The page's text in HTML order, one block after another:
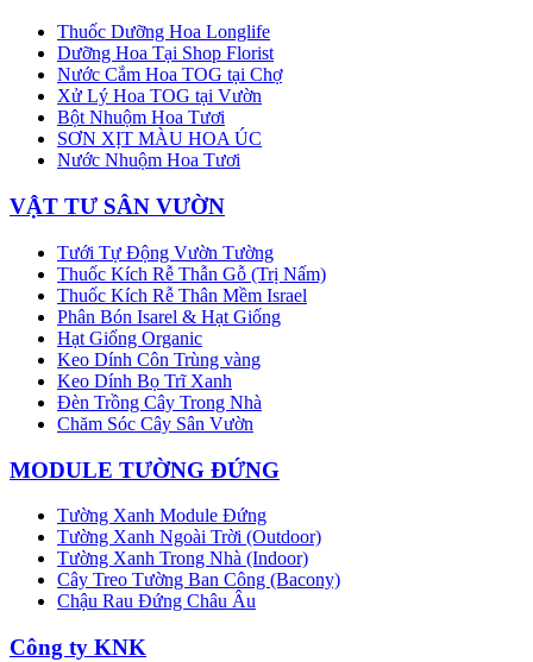
Thuốc Dưỡng Hoa Longlife
Dưỡng Hoa Tại Shop Florist
Nước Cắm Hoa TOG tại Chợ
Xử Lý Hoa TOG tại Vườn
Bột Nhuộm Hoa Tươi
SƠN XỊT MÀU HOA ÚC
Nước Nhuộm Hoa Tươi
VẬT TƯ SÂN VƯỜN
Tưới Tự Động Vườn Tường
Thuốc Kích Rễ Thẫn Gỗ (Trị Nấm)
Thuốc Kích Rễ Thân Mềm Israel
Phân Bón Isarel & Hạt Giống
Hạt Giống Organic
Keo Dính Côn Trùng vàng
Keo Dính Bọ Trĩ Xanh
Đèn Trồng Cây Trong Nhà
Chăm Sóc Cây Sân Vườn
MODULE TƯỜNG ĐỨNG
Tường Xanh Module Đứng
Tường Xanh Ngoài Trời (Outdoor)
Tường Xanh Trong Nhà (Indoor)
Cây Treo Tường Ban Công (Bacony)
Chậu Rau Đứng Châu Âu
Công ty KNK